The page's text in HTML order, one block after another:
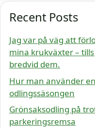
Recent Posts
Jag var på väg att
mina krukväxter –
bredvid dem.
Hur man använder
odlingssäsongen
Grönsaksodling på
parkeringsremsa